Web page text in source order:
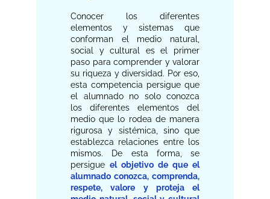
Conocer los diferentes
elementos y sistemas que
conforman el medio natural,
social y cultural es el primer
paso para comprender y valorar
su riqueza y diversidad. Por eso,
esta competencia persigue que
el alumnado no solo conozca
los diferentes elementos del
medio que lo rodea de manera
rigurosa y sistémica, sino que
establezca relaciones entre los
mismos. De esta forma, se
persigue el objetivo de que el
alumnado conozca, comprenda,
respete, valore y proteja el